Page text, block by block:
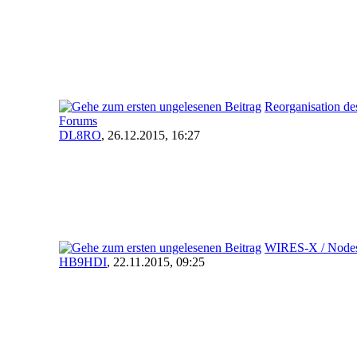
Reorganisation
Forums
DL8RO, 26.12.2015, 16:27
WIRES-X /
HB9HDI, 22.11.2015, 09:25